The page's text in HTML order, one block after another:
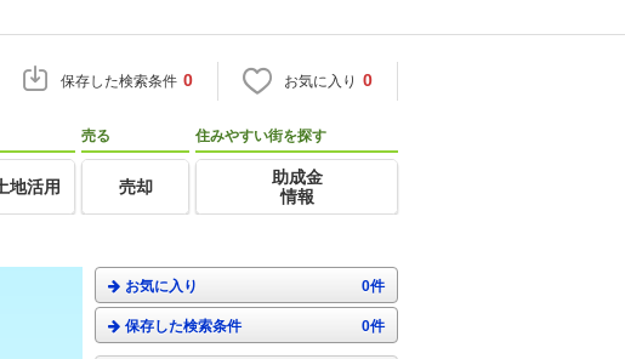
保存した検索条件 0 お気に入り 0
地活用
売る
売却
住みやすい街を探す
助成金
情報
お気に入り 0件
保存した検索条件 0件